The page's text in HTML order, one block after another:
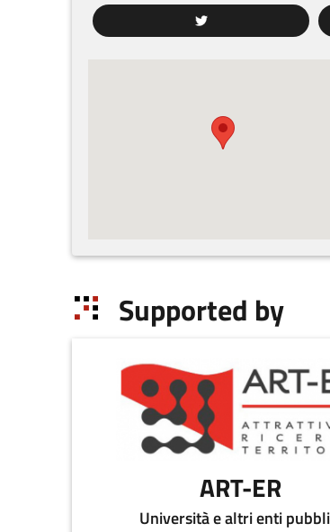
Supported by
ART-ER
Università e altri enti